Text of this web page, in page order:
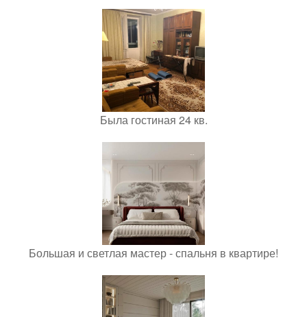
Была гостиная 24 кв.
Большая и светлая мастер - спальня в квартире!